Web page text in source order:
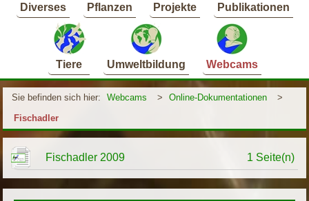
Diverses Pflanzen Projekte Publikationen
Tiere Umweltbildung Webcams
Sie befinden sich hier: Webcams > Online-Dokumentationen
>
Fischadler
Fischadler 2009 1 Seite(n)